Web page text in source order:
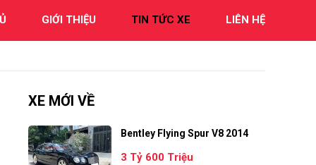
GIỚI THIỆU TIN TỨC XE LIÊN HỆ
XE MỚI VỀ
Bentley Flying Spur V8 2014
3 Tỷ 600 Triệu